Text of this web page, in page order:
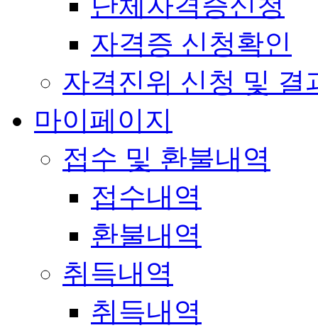
자격증 신청확인
자격진위 신청 및 결
마이페이지
접수 및 환불내역
접수내역
환불내역
취득내역
취득내역